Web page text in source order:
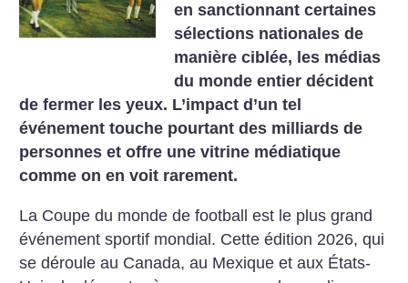
en sanctionnant certaines
sélections nationales de
manière ciblée, les médias
du monde entier décident
de fermer les yeux. L’impact d’un tel
événement touche pourtant des milliards de
personnes et offre une vitrine médiatique
comme on en voit rarement.
La Coupe du monde de football est le plus grand
événement sportif mondial. Cette édition 2026, qui
se déroule au Canada, au Mexique et aux États-